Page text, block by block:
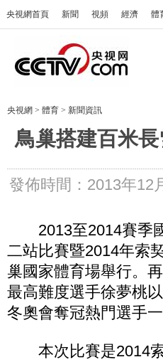
央視網首頁 新聞 視頻 經濟 體
央視網 > 體育 > 新聞資訊
鳥巢搭建百米
發佈時間：2013年12
2013至2014賽季國
二站比賽暨2014年索
巢國家體育場舉行。
最高難度選手徐夢桃
冬奧會奪冠熱門選手一
本次比賽是2014索